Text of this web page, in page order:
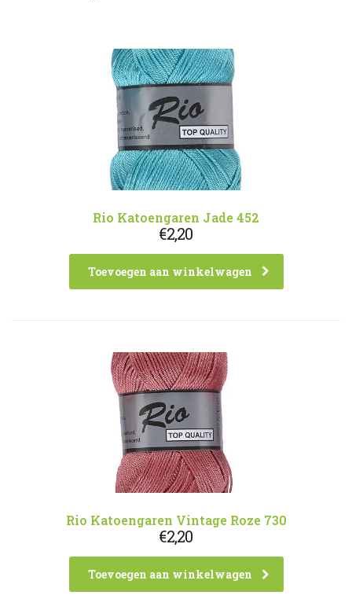
Rio Katoengaren Jade 452
€2,20
Toevoegen aan winkelwagen
Rio Katoengaren Vintage Roze 730
€2,20
Toevoegen aan winkelwagen